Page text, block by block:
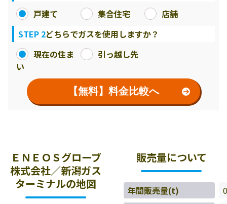
戸建て
集合住宅
店舗
STEP 2どちらでガスを使用しますか？
現在の住ま
い
引っ越し先
【無料】料金比較へ
ＥＮＥＯＳグローブ
株式会社／新潟ガス
ターミナルの地図
販売量について
年間販売量(t)
0